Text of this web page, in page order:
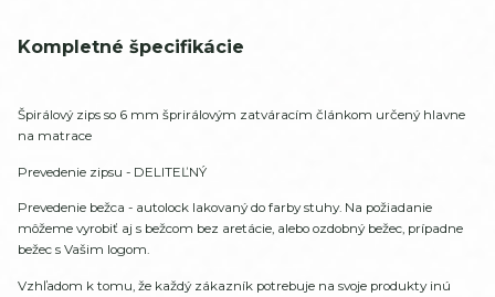
Kompletné špecifikácie
Špirálový zips so 6 mm šprirálovým zatváracím článkom určený hlavne
na matrace
Prevedenie zipsu - DELITEĽNÝ
Prevedenie bežca - autolock lakovaný do farby stuhy. Na požiadanie
môžeme vyrobiť aj s bežcom bez aretácie, alebo ozdobný bežec, prípadne
bežec s Vašim logom.
Vzhľadom k tomu, že každý zákazník potrebuje na svoje produkty inú